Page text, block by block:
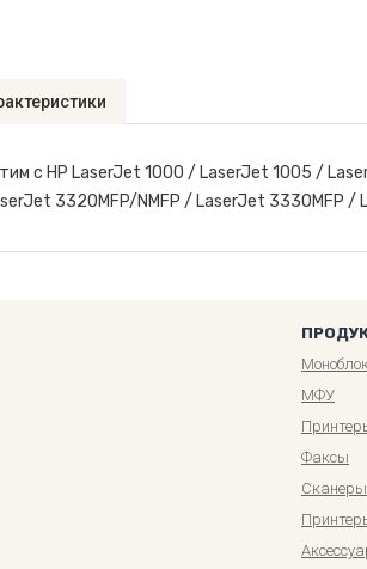
с HP LaserJet 1000 / LaserJet 1005 /
3320MFP/NMFP / LaserJet 3330MFP /
МФУ
Факсы
Сканеры